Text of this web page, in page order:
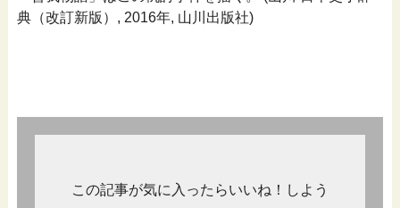
典（改訂新版）, 2016年, 山川出版社)
この記事が気に入ったらいいね！しよう